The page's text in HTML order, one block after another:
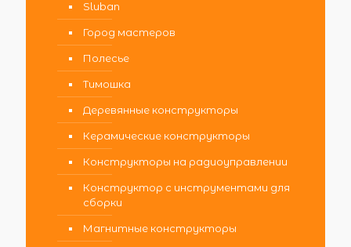
Sluban
Город мастеров
Полесье
Тимошка
Деревянные конструкторы
Керамические конструкторы
Конструкторы на радиоуправлении
Конструктор с инструментами для
сборки
Магнитные конструкторы